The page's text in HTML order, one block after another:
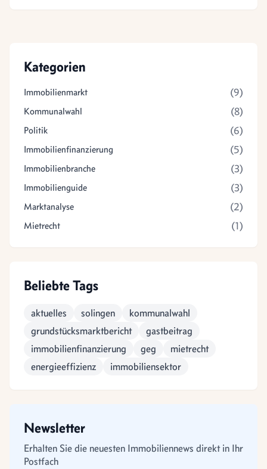
Kategorien
Immobilienmarkt (9)
Kommunalwahl (8)
Politik (6)
Immobilienfinanzierung (5)
Immobilienbranche (3)
Immobilienguide (3)
Marktanalyse (2)
Mietrecht (1)
Beliebte Tags
aktuelles solingen
kommunalwahl
grundstücksmarktbericht
gastbeitrag
immobilienfinanzierung
geg
mietrecht
energieeffizienz
immobiliensektor
Newsletter
Erhalten Sie die neuesten Immobiliennews direkt in Ihr
Postfach